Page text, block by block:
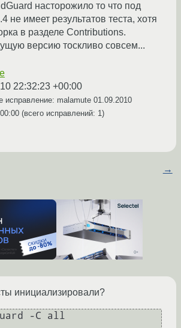
насторожило то что под
не имеет результатов теста, хотя
в разделе Contributions.
версию тоскливо совсем...
22:32:23 +00:00
исправление: malamute 01.09.2010
(всего исправлений: 1)
→
инициализировали?
-C all